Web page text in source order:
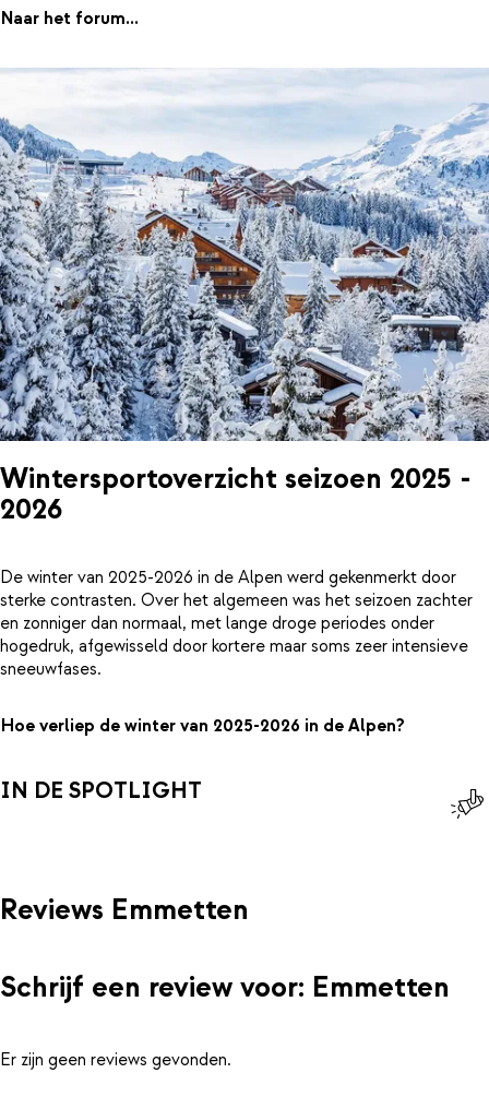
Naar het forum...
Wintersportoverzicht seizoen 2025 -
2026
De winter van 2025-2026 in de Alpen werd gekenmerkt door
sterke contrasten. Over het algemeen was het seizoen zachter
en zonniger dan normaal, met lange droge periodes onder
hogedruk, afgewisseld door kortere maar soms zeer intensieve
sneeuwfases.
Hoe verliep de winter van 2025-2026 in de Alpen?
IN DE SPOTLIGHT
Reviews Emmetten
Schrijf een review voor: Emmetten
Er zijn geen reviews gevonden.